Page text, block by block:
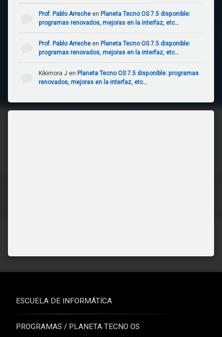
Prof. Pablo Arrecheen Planeta Tecno OS 7.5 disponible:
programas renovados, mejoras en la interfaz, etc…
Prof. Pablo Arrecheen Planeta Tecno OS 7.5 disponible:
programas renovados, mejoras en la interfaz, etc…
Kikimora J en Planeta Tecno OS 7.5 disponible: programas
renovados, mejoras en la interfaz, etc…
ESCUELA DE INFORMÁTICA
PROGRAMAS / PLANETA TECNO OS